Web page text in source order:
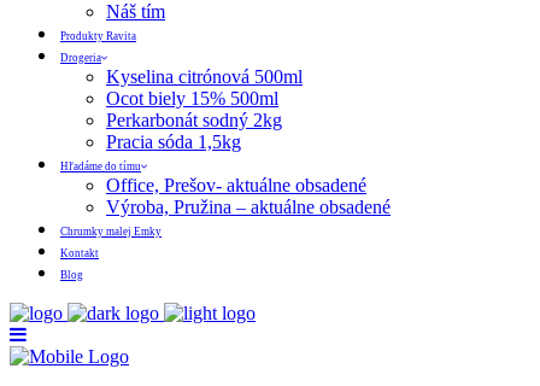
Náš tím
Produkty Ravita
Drogeria
Kyselina citrónová 500ml
Ocot biely 15% 500ml
Perkarbonát sodný 2kg
Pracia sóda 1,5kg
Hľadáme do tímu
Office, Prešov- aktuálne obsadené
Výroba, Pružina – aktuálne obsadené
Chrumky malej Emky
Kontakt
Blog